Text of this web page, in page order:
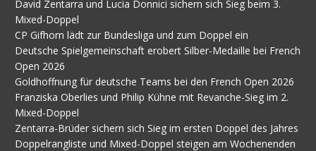
David Zentarra und Lucia Donnici sichern sich Sieg beim 3.
Mixed-Doppel
CP Gifhorn lädt zur Bundesliga und zum Doppel ein
Deutsche Spielgemeinschaft erobert Silber-Medaille bei French
Open 2026
Goldhoffnung für deutsche Teams bei den French Open 2026
Franziska Oberlies und Philip Kühne mit Revanche-Sieg im 2.
Mixed-Doppel
Zentarra-Brüder sichern sich Sieg im ersten Doppel des Jahres
Doppelrangliste und Mixed-Doppel steigen am Wochenenden